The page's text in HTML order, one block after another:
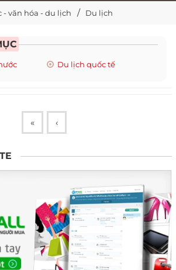
- văn hóa - du lịch Du lịch
Du lịch quốc tế
« ‹